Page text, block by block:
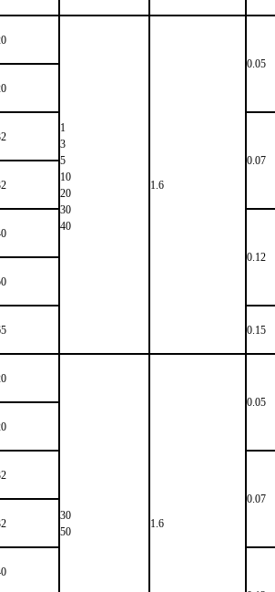
1
3
5
10
20
30
40
1.6
0.05
0.07
0.12
0.15
30
50
1.6
0.05
0.07